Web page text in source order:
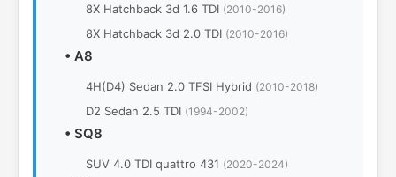
8Х Hatchback 3d 1.6 TDI (2010-2016)
8Х Hatchback 3d 2.0 TDI (2010-2016)
• A8
4H(D4) Sedan 2.0 TFSI Hybrid (2010-2018)
D2 Sedan 2.5 TDI (1994-2002)
• SQ8
SUV 4.0 TDI quattro 431 (2020-2024)